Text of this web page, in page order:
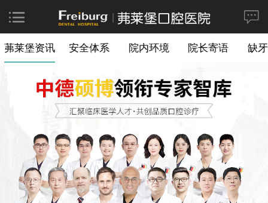
茀莱堡资讯 安全体系 院内环境 院长寄语 缺